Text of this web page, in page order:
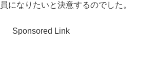
になりたいと決意するのでした。
Sponsored Link